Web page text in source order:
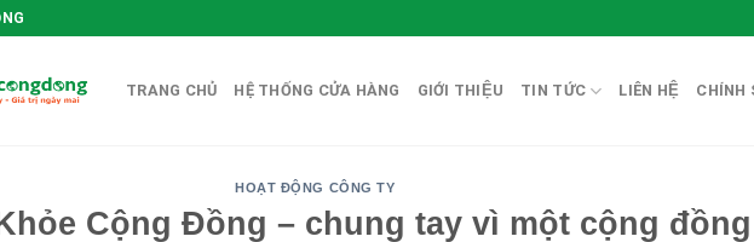
TRANG CHỦ HỆ THỐNG CỬA HÀNG GIỚI THIỆU TIN TỨC LIÊN HỆ CHÍNH
HOẠT ĐỘNG CÔNG TY
Cộng Đồng – chung tay vì một cộng đồng